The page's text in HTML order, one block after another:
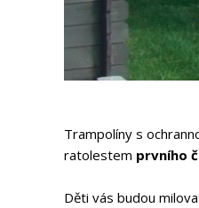
Trampolíny s
ratolestem prvního
Děti vás budou